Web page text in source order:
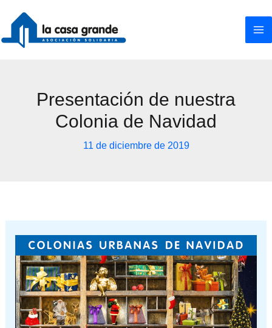
contenido
Presentación de nuestra
Colonia de Navidad
11 de diciembre de 2019